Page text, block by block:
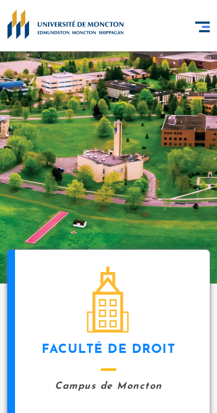
FACULTÉ DE DROIT
Campus de Moncton